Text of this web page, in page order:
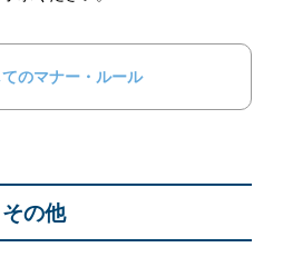
のマナー・ルール
その他